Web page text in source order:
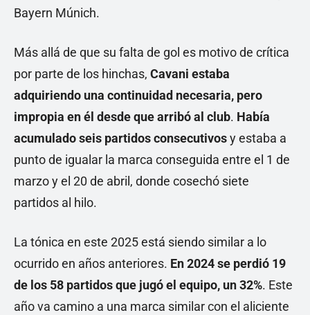
Bayern Múnich.
Más allá de que su falta de gol es motivo de crítica
por parte de los hinchas, Cavani estaba
adquiriendo una continuidad necesaria, pero
impropia en él desde que arribó al club. Había
acumulado seis partidos consecutivosy estaba a
punto de igualar la marca conseguida entre el 1 de
marzo y el 20 de abril, donde cosechó siete
partidos al hilo.
La tónica en este 2025 está siendo similar a lo
ocurrido en años anteriores. En 2024 se perdió 19
de los 58 partidos que jugó el equipo, un 32%. Este
año va camino a una marca similar con el aliciente